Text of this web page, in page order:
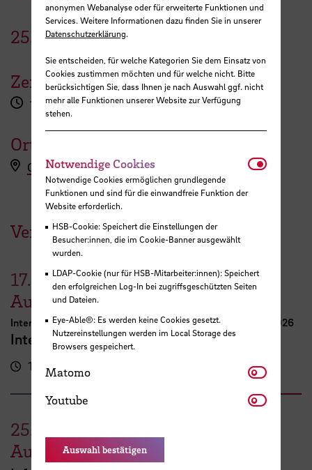
25. Mai2022
Zeit
13:30 - 14:30 Uhr
Ort
Online ZOOM
Veranstaltungen der HSB
17.
August
International Week Computer Science and Digital Media 2026
International FutureNow! Symposium
16:00 - 17:30 Uhr
25.
August
anonymen Webanalyse oder für erweiterte Funktionen und
Services. Weitere Informationen dazu finden Sie in unserer
Datenschutzerklärung.
Sie entscheiden, für welche Kategorien Sie dem Einsatz von
Cookies zustimmen möchten und für welche nicht. Bitte
berücksichtigen Sie, dass Ihnen je nach Auswahl ggf. nicht
mehr alle Funktionen unserer Website zur Verfügung
stehen.
Notwendige Cookies
Notwendige Cookies ermöglichen grundlegende
Funktionen und sind für die einwandfreie Funktion der
Website erforderlich.
HSB-Cookie: Speichert die Einstellungen der
Besucher:innen, die im Cookie-Banner ausgewählt
wurden.
LDAP-Cookie (nur für HSB-Mitarbeiter:innen): Speichert
den erfolgreichen Log-In bei zugriffsgeschützten Seiten
und Dateien.
Eye-Able®: Es werden keine Cookies gesetzt.
Nutzereinstellungen werden im Local Storage des
Browsers gespeichert.
Matomo Matomo
Youtube Youtube
Auswahl bestätigen